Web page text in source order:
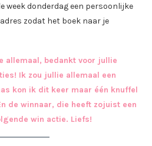
week donderdag een persoonlijke
zodat het boek naar je
allemaal, bedankt voor jullie
Ik zou jullie allemaal een
kon ik dit keer maar één knuffel
de winnaar, die heeft zojuist een
win actie. Liefs!